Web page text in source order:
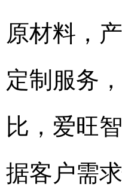
原材料，
定制服务
比，爱旺
据客户需